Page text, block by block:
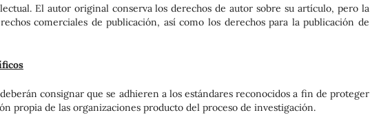
El autor original conserva los derechos de autor sobre su artículo, pero la
comerciales de publicación, así como los derechos para la publicación de
consignar que se adhieren a los estándares reconocidos a fin de proteger
propia de las organizaciones producto del proceso de investigación.